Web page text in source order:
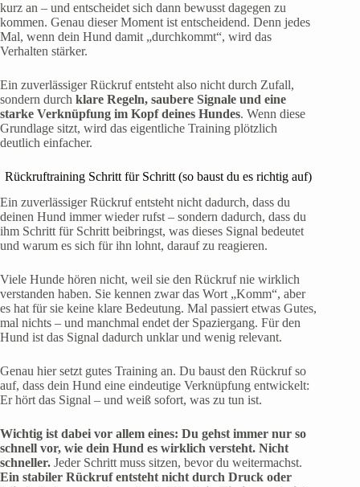
kurz an – und entscheidet sich dann bewusst dagegen zu
kommen. Genau dieser Moment ist entscheidend. Denn jedes
Mal, wenn dein Hund damit „durchkommt“, wird das
Verhalten stärker.
Ein zuverlässiger Rückruf entsteht also nicht durch Zufall,
sondern durch klare Regeln, saubere Signale und eine
starke Verknüpfung im Kopf deines Hundes. Wenn diese
Grundlage sitzt, wird das eigentliche Training plötzlich
deutlich einfacher.
Rückruftraining Schritt für Schritt (so baust du es richtig auf)
Ein zuverlässiger Rückruf entsteht nicht dadurch, dass du
deinen Hund immer wieder rufst – sondern dadurch, dass du
ihm Schritt für Schritt beibringst, was dieses Signal bedeutet
und warum es sich für ihn lohnt, darauf zu reagieren.
Viele Hunde hören nicht, weil sie den Rückruf nie wirklich
verstanden haben. Sie kennen zwar das Wort „Komm“, aber
es hat für sie keine klare Bedeutung. Mal passiert etwas Gutes,
mal nichts – und manchmal endet der Spaziergang. Für den
Hund ist das Signal dadurch unklar und wenig relevant.
Genau hier setzt gutes Training an. Du baust den Rückruf so
auf, dass dein Hund eine eindeutige Verknüpfung entwickelt:
Er hört das Signal – und weiß sofort, was zu tun ist.
Wichtig ist dabei vor allem eines: Du gehst immer nur so
schnell vor, wie dein Hund es wirklich versteht. Nicht
schneller. Jeder Schritt muss sitzen, bevor du weitermachst.
Ein stabiler Rückruf entsteht nicht durch Druck oder